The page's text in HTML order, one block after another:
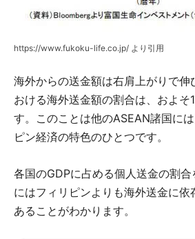
https://www.fukoku-life.co.jp/ より引用
海外からの送金額は右肩上がりで伸
おける海外送金額の割合は、およそ
す。このことは他のASEAN諸国に
ピン経済の特色のひとつです。
各国のGDPに占める個人送金の割
にはフィリピンよりも海外送金に依
あることがわかります。